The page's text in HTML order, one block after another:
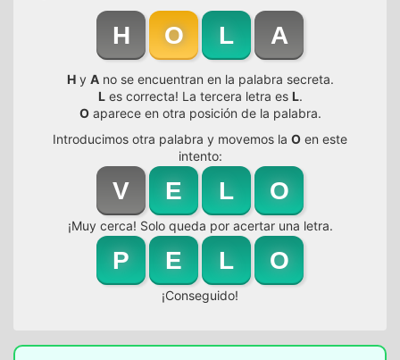
H O L A
Hy Ano se encuentran en la palabra secreta.
Les correcta! La tercera letra es L.
Oaparece en otra posición de la palabra.
Introducimos otra palabra y movemos la O en este
intento:
V E L O
¡Muy cerca! Solo queda por acertar una letra.
P E L O
¡Conseguido!